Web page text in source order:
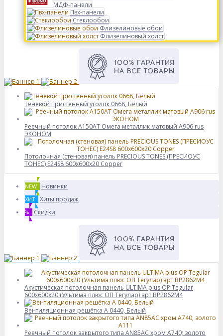
МДФ-панели
Пвх-панели
Стеклообои
Флизелиновые обои
Флизелиновый холст
Теневой пристенный уголок 0668, Белый
Реечный потолок A150AT Омега металлик матовый А906 rus
ЭКОНОМ
Потолочная (стеновая) панель PRECIOUS TONES (ПРЕCИОУС
ТОНЕС) E24S8 600x600x20 Copper
NEW Новинки
ХИТ Хиты продаж
% Скидки
Акустическая потолочная панель ULTIMA plus OP Tegular
600x600x20 (Ультима плюс ОП Тегулар) арт.BP2862M4
Вентиляционная решётка А 0440, Белый
Реечный потолок закрытого типа AN85AС хром А740; золото